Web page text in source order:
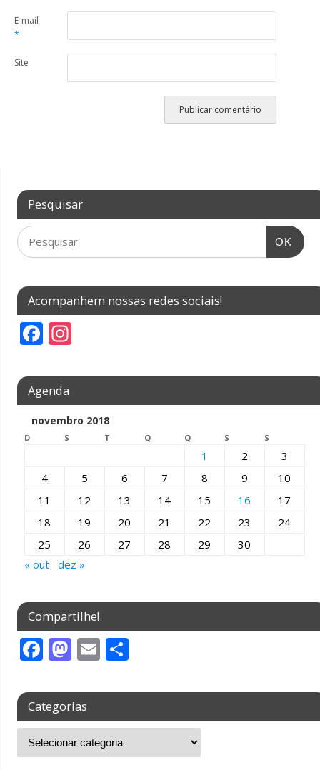
E-mail
*
Site
Pesquisar
OK
Acompanhem nossas redes sociais!
F
e
b
o
k
In
a
gr
a
Agenda
novembro 2018
D S T Q Q S S
1 2
3
4
5 6 7 8 9
10
11
12 13 14 15 16
17
18
19 20 21 22 23
24
25
26 27 28 29
30
« out
dez »
Compartilhe!
F
e
b
o
o
M
to
d
o
n
E
ai
l
S
ar
e
Categorias